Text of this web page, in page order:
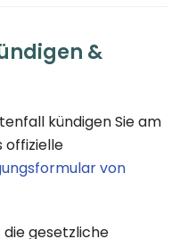
&
kündigen Sie am
offizielle
von
gesetzliche